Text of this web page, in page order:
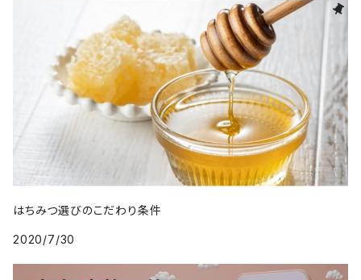
はちみつ選びのこだわり条件
2020/7/30